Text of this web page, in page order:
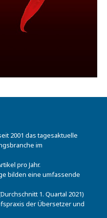
2001 das tagesaktuelle
im
pro Jahr.
bilden eine umfassende
1. Quartal 2021)
der Übersetzer und